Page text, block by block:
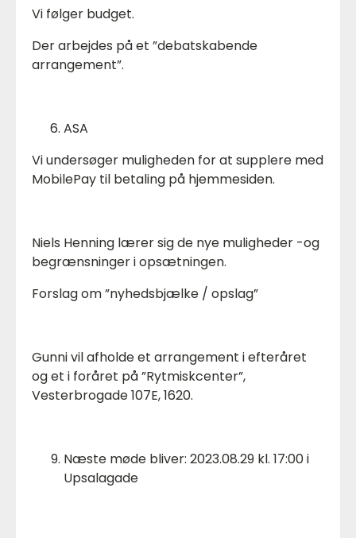
Vi følger budget.
Der arbejdes på et ”debatskabende
arrangement”.
ASA
Vi undersøger muligheden for at supplere med
MobilePay til betaling på hjemmesiden.
Niels Henning lærer sig de nye muligheder -og
begrænsninger i opsætningen.
Forslag om ”nyhedsbjælke / opslag”
Gunni vil afholde et arrangement i efteråret
og et i foråret på ”Rytmiskcenter”,
Vesterbrogade 107E, 1620.
Næste møde bliver: 2023.08.29 kl. 17:00 i
Upsalagade